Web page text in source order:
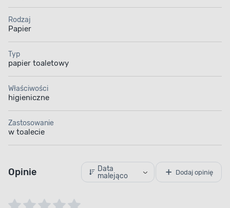
Rodzaj
Papier
Typ
papier toaletowy
Właściwości
higieniczne
Zastosowanie
w toalecie
Opinie
Data
malejąco
Dodaj opinię